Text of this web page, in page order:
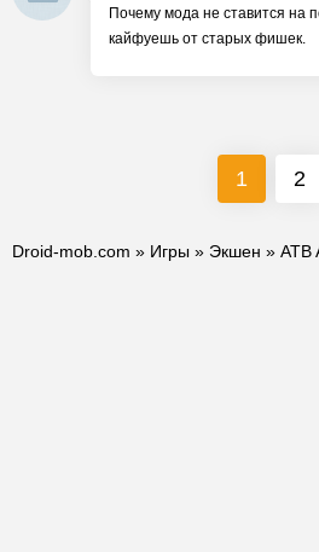
Почему мода не ставится на
кайфуешь от старых фишек.
1 2
Droid-mob.com » Игры » Экшен » ATB